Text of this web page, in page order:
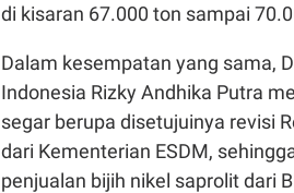
di kisaran 67.000 ton sampai
Dalam kesempatan yang sama,
Indonesia Rizky Andhika Putra
segar berupa disetujuinya revisi
dari Kementerian ESDM,
penjualan bijih nikel saprolit dari